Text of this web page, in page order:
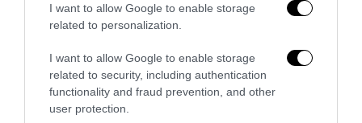
I want to allow Google to enable storage
related to personalization.
I want to allow Google to enable storage
related to security, including authentication
functionality and fraud prevention, and other
user protection.
Trump e Infantino: oltre l’ultimo Mondiale dell’umanità